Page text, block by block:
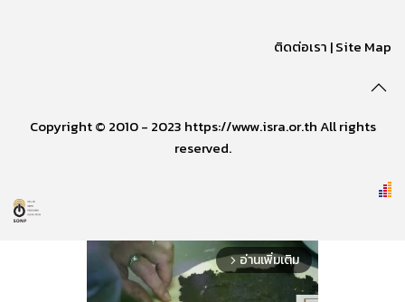
ติดต่อเรา |Site Map
Copyright © 2010 - 2023 https://www.isra.or.th All rights
reserved.
arrow_forward_ios อ่านเพิ่มเติม